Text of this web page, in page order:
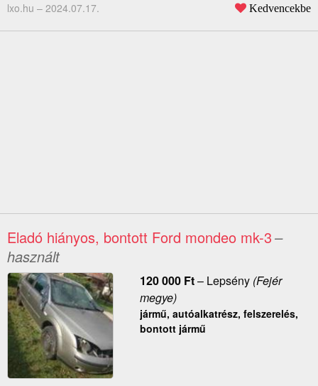
lxo.hu – 2024.07.17. Kedvencekbe
Eladó hiányos, bontott Ford mondeo mk-3–
használt
120 000 Ft– Lepsény(Fejér
megye)
jármű, autóalkatrész, felszerelés,
bontott jármű